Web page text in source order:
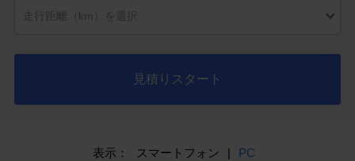
見積りスタート
表示： スマートフォン PC